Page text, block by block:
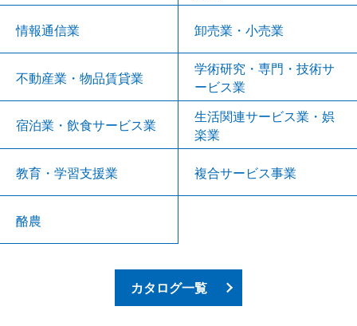
情報通信業 卸売業・小売業
不動産業・物品賃貸業
学術研究・専門・技術サ
ービス業
宿泊業・飲食サービス業
生活関連サービス業・娯
楽業
教育・学習支援業 複合サービス事業
酪農
カタログ一覧